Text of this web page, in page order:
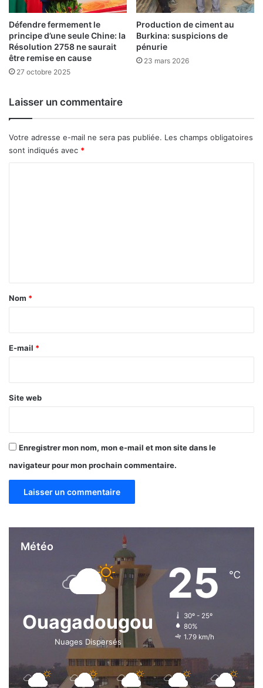
r
g
e
d
u
t
a
a
i
s
d
e
P
i
e
r
C
l
a
Défendre fermement le
principe d’une seule Chine: la
Résolution 2758 ne saurait
être remise en cause
27 octobre 2025
Production de ciment au
Burkina: suspicions de
pénurie
23 mars 2026
Laisser un commentaire
Votre adresse e-mail ne sera pas publiée. Les champs obligatoires
sont indiqués avec *
a
e
Nom *
E-mail *
Site web
Enregistrer mon nom, mon e-mail et mon site dans le
navigateur pour mon prochain commentaire.
Météo
Ouagadougou
Nuages Dispersés
25 ℃
30º - 25º
80%
1.79 km/h